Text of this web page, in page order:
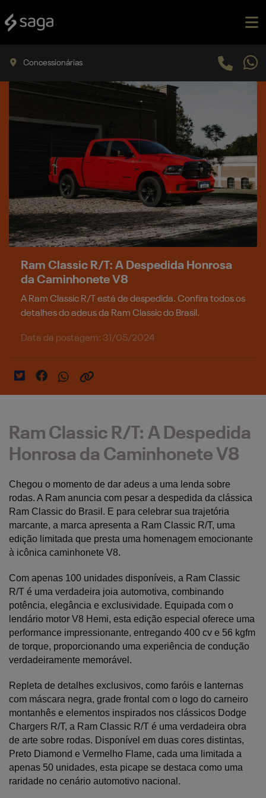
Concessionárias
Ram Classic R/T: A Despedida Honrosa
da Caminhonete V8
A Ram Classic R/T está de despedida. Confira todos os
detalhes do adeus da Ram Classic do Brasil.
Data da postagem: 31/05/2024
Ram Classic R/T: A Despedida
Honrosa da Caminhonete V8
Chegou o momento de dar adeus a uma lenda sobre
rodas. A Ram anuncia com pesar a despedida da clássica
Ram Classic do Brasil. E para celebrar sua trajetória
marcante, a marca apresenta a Ram Classic R/T, uma
edição limitada que presta uma homenagem emocionante
à icônica caminhonete V8.
Com apenas 100 unidades disponíveis, a Ram Classic
R/T é uma verdadeira joia automotiva, combinando
potência, elegância e exclusividade. Equipada com o
lendário motor V8 Hemi, esta edição especial oferece uma
performance impressionante, entregando 400 cv e 56 kgfm
de torque, proporcionando uma experiência de condução
verdadeiramente memorável.
Repleta de detalhes exclusivos, como faróis e lanternas
com máscara negra, grade frontal com o logo do carneiro
montanhês e elementos inspirados nos clássicos Dodge
Chargers R/T, a Ram Classic R/T é uma verdadeira obra
de arte sobre rodas. Disponível em duas cores distintas,
Preto Diamond e Vermelho Flame, cada uma limitada a
apenas 50 unidades, esta picape se destaca como uma
raridade no cenário automotivo nacional.